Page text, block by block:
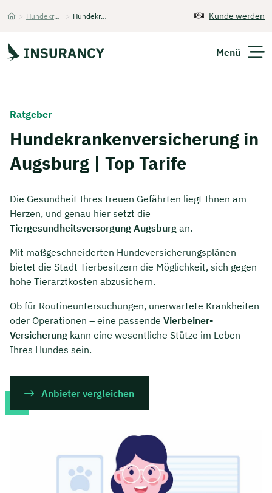
> Hundekrankenversicherung > Hundekrankenversicherung Kunde werden
Menü
Finanzen
Über Uns
Kontakt
Ratgeber
Hundekrankenversicherung in
Augsburg | Top Tarife
Die Gesundheit Ihres treuen Gefährten liegt Ihnen am
Herzen, und genau hier setzt die
Tiergesundheitsversorgung Augsburg an.
Mit maßgeschneiderten Hundeversicherungsplänen
bietet die Stadt Tierbesitzern die Möglichkeit, sich gegen
hohe Tierarztkosten abzusichern.
Ob für Routineuntersuchungen, unerwartete Krankheiten
oder Operationen – eine passende Vierbeiner-
Versicherung kann eine wesentliche Stütze im Leben
Ihres Hundes sein.
Anbieter vergleichen